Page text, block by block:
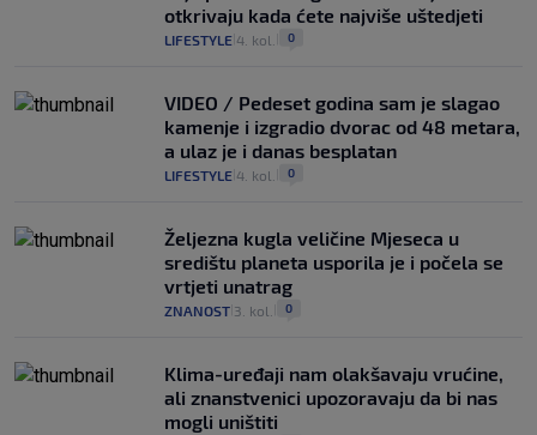
otkrivaju kada ćete najviše uštedjeti
LIFESTYLE 4. kol. 0
VIDEO / Pedeset godina sam je slagao
kamenje i izgradio dvorac od 48 metara,
a ulaz je i danas besplatan
LIFESTYLE 4. kol. 0
Željezna kugla veličine Mjeseca u
središtu planeta usporila je i počela se
vrtjeti unatrag
ZNANOST 3. kol. 0
Klima-uređaji nam olakšavaju vrućine,
ali znanstvenici upozoravaju da bi nas
mogli uništiti